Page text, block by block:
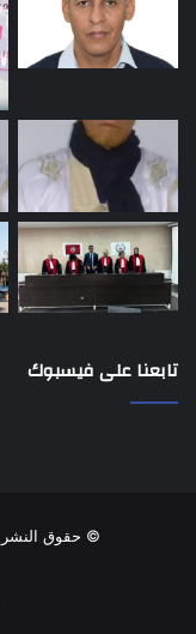
تابعنا على فيسبوك
© حقوق النشر 2021، جميع الحقوق محفوظة إحاطة.